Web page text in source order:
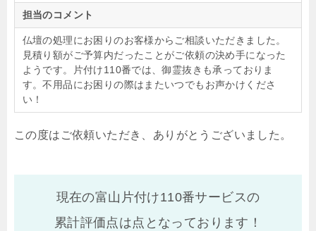
担当のコメント
仏壇の処理にお困りのお客様からご相談いただきました。
見積り額がご予算内だったことがご依頼の決め手になった
ようです。片付け110番では、御霊抜きも承っておりま
す。不用品にお困りの際はまたいつでもお声かけくださ
い！
この度はご依頼いただき、ありがとうございました。
現在の富山片付け110番サービスの
累計評価点は点となっております！